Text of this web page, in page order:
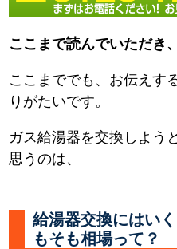
ここまで読んでいただき
ここまででも、お伝えす
りがたいです。
ガス給湯器を交換しよう
思うのは、
給湯器交換にはい
もそも相場って？